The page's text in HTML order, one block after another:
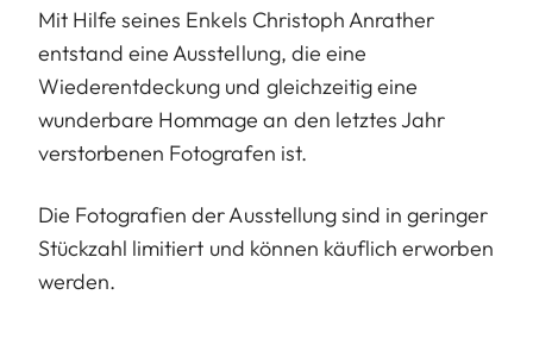
Mit Hilfe seines Enkels Christoph Anrather
entstand eine Ausstellung, die eine
Wiederentdeckung und gleichzeitig eine
wunderbare Hommage an den letztes Jahr
verstorbenen Fotografen ist.
Die Fotografien der Ausstellung sind in geringer
Stückzahl limitiert und können käuflich erworben
werden.